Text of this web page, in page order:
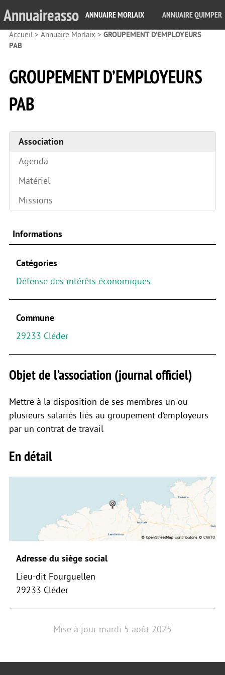
Annuaireasso ANNUAIRE MORLAIX ANNUAIRE QUIMPER
Accueil> Annuaire Morlaix > GROUPEMENT D’EMPLOYEURS
PAB
GROUPEMENT D’EMPLOYEURS
PAB
Association
Agenda
Matériel
Missions
Informations
Catégories
Défense des intérêts économiques
Commune
29233 Cléder
Objet de l’association (journal officiel)
Mettre à la disposition de ses membres un ou
plusieurs salariés liés au groupement d’employeurs
par un contrat de travail
En détail
Adresse du siège social
Lieu-dit Fourguellen
29233 Cléder
Mise à jour mardi 5 août 2025